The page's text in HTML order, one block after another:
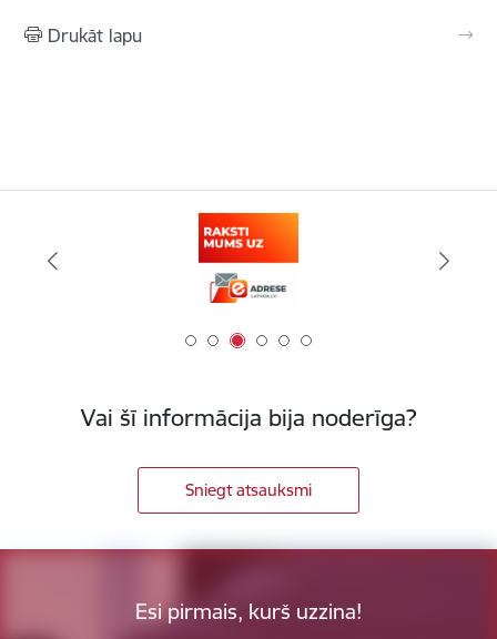
Drukāt lapu
Vai šī informācija bija noderīga?
Sniegt atsauksmi
Esi pirmais, kurš uzzina!